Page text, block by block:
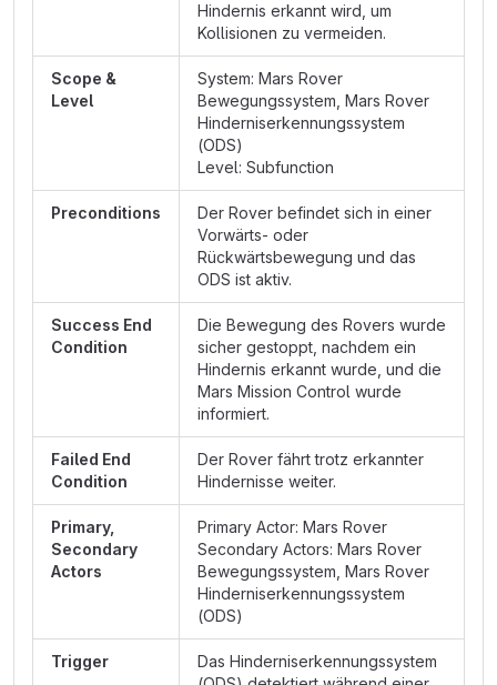
Hindernis erkannt wird, um
Kollisionen zu vermeiden.
Scope &
Level
System: Mars Rover
Bewegungssystem, Mars Rover
Hinderniserkennungssystem
(ODS)
Level: Subfunction
Preconditions
Der Rover befindet sich in einer
Vorwärts- oder
Rückwärtsbewegung und das
ODS ist aktiv.
Success End
Condition
Die Bewegung des Rovers wurde
sicher gestoppt, nachdem ein
Hindernis erkannt wurde, und die
Mars Mission Control wurde
informiert.
Failed End
Condition
Der Rover fährt trotz erkannter
Hindernisse weiter.
Primary,
Secondary
Actors
Primary Actor: Mars Rover
Secondary Actors: Mars Rover
Bewegungssystem, Mars Rover
Hinderniserkennungssystem
(ODS)
Trigger
Das Hinderniserkennungssystem